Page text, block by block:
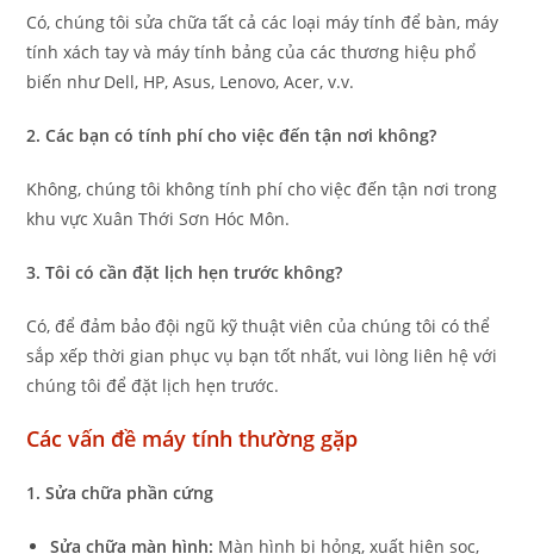
Có, chúng tôi sửa chữa tất cả các loại máy tính để bàn, máy
tính xách tay và máy tính bảng của các thương hiệu phổ
biến như Dell, HP, Asus, Lenovo, Acer, v.v.
2. Các bạn có tính phí cho việc đến tận nơi không?
Không, chúng tôi không tính phí cho việc đến tận nơi trong
khu vực Xuân Thới Sơn Hóc Môn.
3. Tôi có cần đặt lịch hẹn trước không?
Có, để đảm bảo đội ngũ kỹ thuật viên của chúng tôi có thể
sắp xếp thời gian phục vụ bạn tốt nhất, vui lòng liên hệ với
chúng tôi để đặt lịch hẹn trước.
Các vấn đề máy tính thường gặp
1. Sửa chữa phần cứng
Sửa chữa màn hình: Màn hình bị hỏng, xuất hiện sọc,